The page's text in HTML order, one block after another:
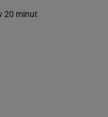
20 minut